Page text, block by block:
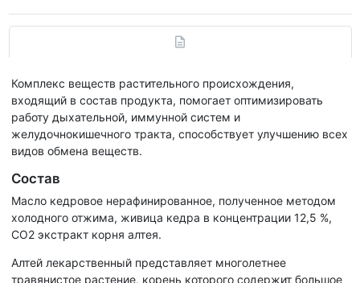
Комплекс веществ растительного происхождения,
входящий в состав продукта, помогает оптимизировать
работу дыхательной, иммунной систем и
желудочнокишечного тракта, способствует улучшению всех
видов обмена веществ.
Состав
Масло кедровое нерафинированное, полученное методом
холодного отжима, живица кедра в концентрации 12,5 %,
СО2 экстракт корня алтея.
Алтей лекарственный представляет многолетнее
травянистое растение, корень которого содержит большое